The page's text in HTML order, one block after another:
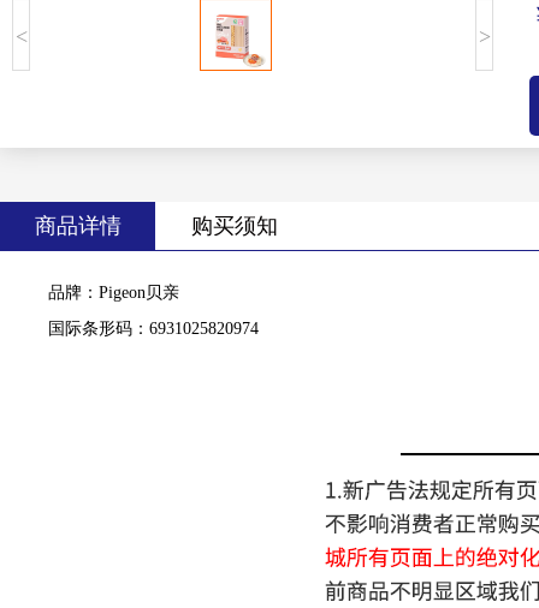
< >
商品详情 购买须知
品牌：Pigeon贝亲
国际条形码：6931025820974